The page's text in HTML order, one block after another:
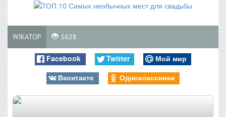
WIKATOP 1628
Facebook Twitter
Мой мир
Вконтакте
Одноклассники